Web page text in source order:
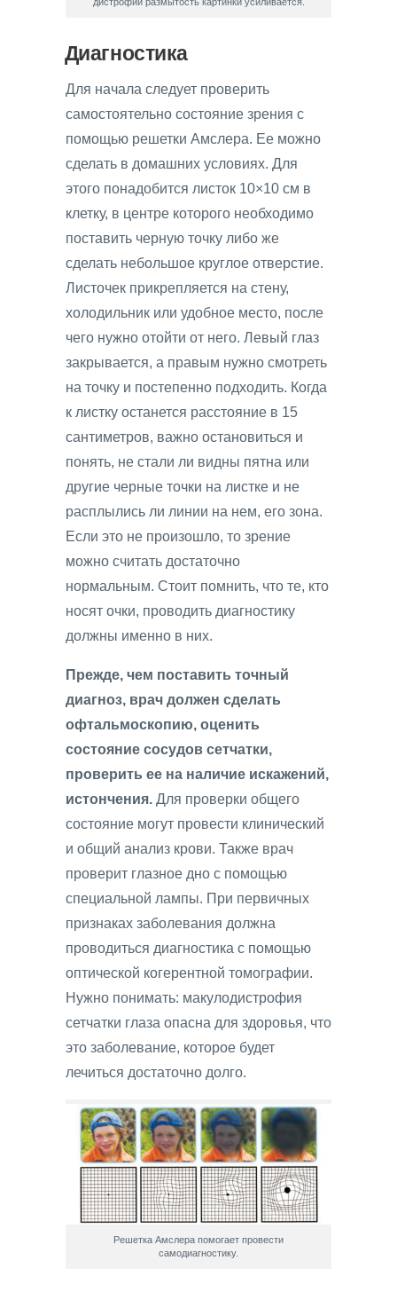
Диагностика
Для начала следует проверить
самостоятельно состояние зрения с
помощью решетки Амслера. Ее можно
сделать в домашних условиях. Для
этого понадобится листок 10×10 см в
клетку, в центре которого необходимо
поставить черную точку либо же
сделать небольшое круглое отверстие.
Листочек прикрепляется на стену,
холодильник или удобное место, после
чего нужно отойти от него. Левый глаз
закрывается, а правым нужно смотреть
на точку и постепенно подходить. Когда
к листку останется расстояние в 15
сантиметров, важно остановиться и
понять, не стали ли видны пятна или
другие черные точки на листке и не
расплылись ли линии на нем, его зона.
Если это не произошло, то зрение
можно считать достаточно
нормальным. Стоит помнить, что те, кто
носят очки, проводить диагностику
должны именно в них.
Прежде, чем поставить точный
диагноз, врач должен сделать
офтальмоскопию, оценить
состояние сосудов сетчатки,
проверить ее на наличие искажений,
истончения. Для проверки общего
состояние могут провести клинический
и общий анализ крови. Также врач
проверит глазное дно с помощью
специальной лампы. При первичных
признаках заболевания должна
проводиться диагностика с помощью
оптической когерентной томографии.
Нужно понимать: макулодистрофия
сетчатки глаза опасна для здоровья, что
это заболевание, которое будет
лечиться достаточно долго.
Решетка Амслера помогает провести
самодиагностику.